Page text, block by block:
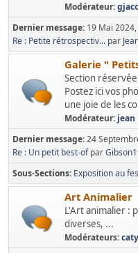
Modérateur:
Dernier message: 19 Mai
Re : Petite rétrospectiv... par
Galerie "
Section
Postez ici vos
une joie de les
Modérateur:
Dernier message:24
Re : Un petit best-ofpar
Sous-Sections Exposition au
Art Animalier
L'Art animalier :
diverses, ...
Modérateurs:caty